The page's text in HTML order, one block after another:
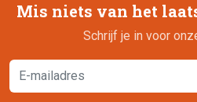
Mis niets van het
Schrijf je in voor